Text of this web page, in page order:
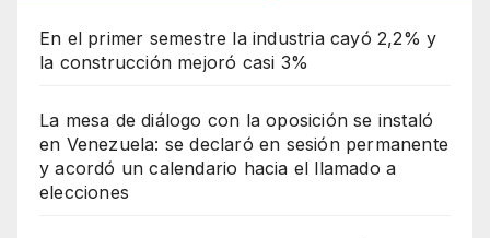
En el primer semestre la industria cayó 2,2% y
la construcción mejoró casi 3%
La mesa de diálogo con la oposición se instaló
en Venezuela: se declaró en sesión permanente
y acordó un calendario hacia el llamado a
elecciones